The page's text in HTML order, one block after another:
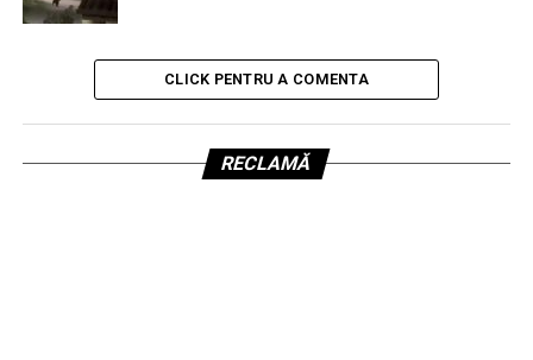
CLICK PENTRU A COMENTA
RECLAMĂ